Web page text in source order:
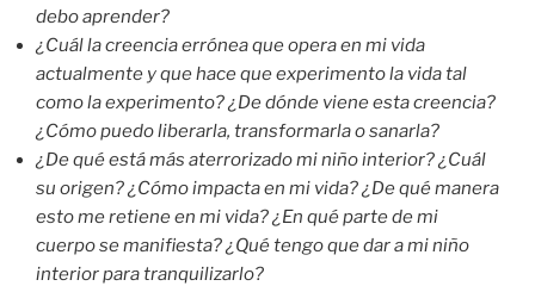
debo aprender?
¿Cuál la creencia errónea que opera en mi vida
actualmente y que hace que experimento la vida tal
como la experimento? ¿De dónde viene esta creencia?
¿Cómo puedo liberarla, transformarla o sanarla?
¿De qué está más aterrorizado mi niño interior? ¿Cuál
su origen? ¿Cómo impacta en mi vida? ¿De qué manera
esto me retiene en mi vida? ¿En qué parte de mi
cuerpo se manifiesta? ¿Qué tengo que dar a mi niño
interior para tranquilizarlo?